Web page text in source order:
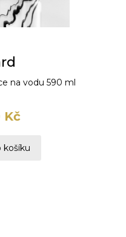
na vodu 590 ml
Kč
košíku